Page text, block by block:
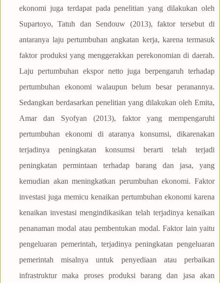
ekonomi juga terdapat pada penelitian yang dilakukan oleh
Supartoyo, Tatuh dan Sendouw (2013), faktor tersebut di
antaranya laju pertumbuhan angkatan kerja, karena termasuk
faktor produksi yang menggerakkan perekonomian di daerah.
Laju pertumbuhan ekspor netto juga berpengaruh terhadap
pertumbuhan ekonomi walaupun belum besar peranannya.
Sedangkan berdasarkan penelitian yang dilakukan oleh Emita,
Amar dan Syofyan (2013), faktor yang mempengaruhi
pertumbuhan ekonomi di ataranya konsumsi, dikarenakan
terjadinya peningkatan konsumsi berarti telah terjadi
peningkatan permintaan terhadap barang dan jasa, yang
kemudian akan meningkatkan perumbuhan ekonomi. Faktor
investasi juga memicu kenaikan pertumbuhan ekonomi karena
kenaikan investasi mengindikasikan telah terjadinya kenaikan
penanaman modal atau pembentukan modal. Faktor lain yaitu
pengeluaran pemerintah, terjadinya peningkatan pengeluaran
pemerintah misalnya untuk penyediaan atau perbaikan
infrastruktur maka proses produksi barang dan jasa akan